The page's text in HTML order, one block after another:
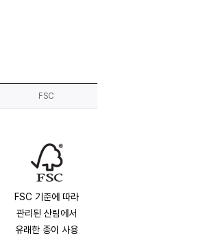
FSC
FSC 기준에 따라
관리된 산림에서
유래한 종이 사용